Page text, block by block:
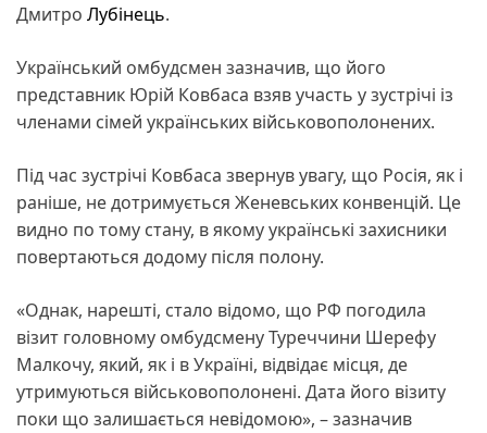
Дмитро Лубінець.
Український омбудсмен зазначив, що його
представник Юрій Ковбаса взяв участь у зустрічі із
членами сімей українських військовополонених.
Під час зустрічі Ковбаса звернув увагу, що Росія, як і
раніше, не дотримується Женевських конвенцій. Це
видно по тому стану, в якому українські захисники
повертаються додому після полону.
«Однак, нарешті, стало відомо, що РФ погодила
візит головному омбудсмену Туреччини Шерефу
Малкочу, який, як і в Україні, відвідає місця, де
утримуються військовополонені. Дата його візиту
поки що залишається невідомою», – зазначив